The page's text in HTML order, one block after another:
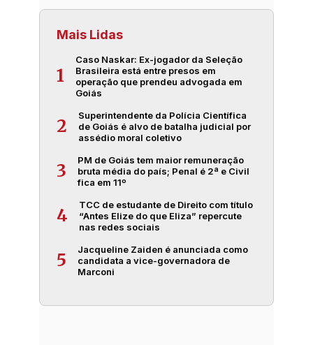
Mais Lidas
1
Caso Naskar: Ex-jogador da Seleção
Brasileira está entre presos em
operação que prendeu advogada em
Goiás
2
Superintendente da Polícia Científica
de Goiás é alvo de batalha judicial por
assédio moral coletivo
3
PM de Goiás tem maior remuneração
bruta média do país; Penal é 2ª e Civil
fica em 11º
4
TCC de estudante de Direito com título
“Antes Elize do que Eliza” repercute
nas redes sociais
5
Jacqueline Zaiden é anunciada como
candidata a vice-governadora de
Marconi